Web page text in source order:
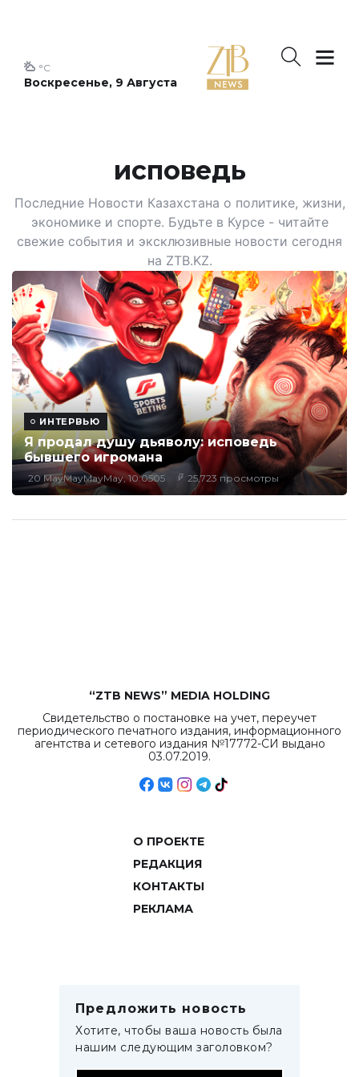
Воскресенье, 9 Августа
°C
исповедь
Последние Новости Казахстана о политике, жизни,
экономике и спорте. Будьте в Курсе - читайте
свежие события и эксклюзивные новости сегодня
на ZTB.KZ.
ИНТЕРВЬЮ
Я продал душу дьяволу: исповедь
бывшего игромана
20 MayMayMayMay, 10:0505 25,723 просмотры
“ZTB NEWS” MEDIA HOLDING
Свидетельство о постановке на учет, переучет
периодического печатного издания, информационного
агентства и сетевого издания №17772-СИ выдано
03.07.2019.
О ПРОЕКТЕ
РЕДАКЦИЯ
КОНТАКТЫ
РЕКЛАМА
Предложить новость
Хотите, чтобы ваша новость была
нашим следующим заголовком?